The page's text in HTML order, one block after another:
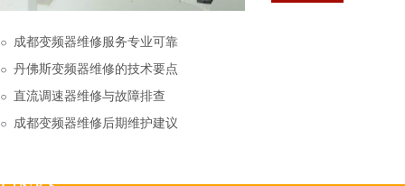
下来的，机内已经存有
成都变频器维修服务专业可靠
丹佛斯变频器维修的技术要点
直流调速器维修与故障排查
成都变频器维修后期维护建议